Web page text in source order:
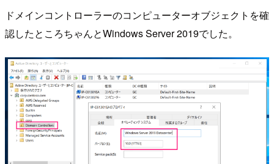
ドメインコントローラーのコンピューターオブジェクトを確
認したところちゃんとWindows Server 2019でした。